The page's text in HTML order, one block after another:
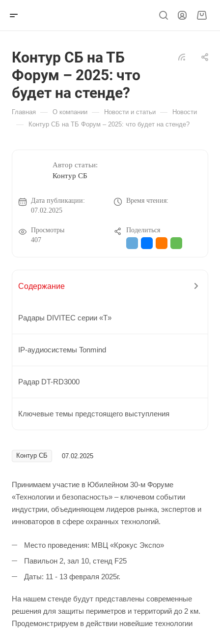
Контур СБ на ТБ
Форум – 2025: что
будет на стенде?
Главная — О компании — Новости и статьи — Новости
— Контур СБ на ТБ Форум – 2025: что будет на стенде?
Автор статьи:
Контур СБ
Дата публикации:
07.02.2025
Время чтения:
Просмотры
407
Поделиться
Содержание
Радары DIVITEC серии «T»
IP-аудиосистемы Tonmind
Радар DT-RD3000
Ключевые темы предстоящего выступления
Контур СБ 07.02.2025
Принимаем участие в Юбилейном 30-м Форуме
«Технологии и безопасность» – ключевом событии
индустрии, объединяющем лидеров рынка, экспертов и
инноваторов в сфере охранных технологий.
Место проведения: МВЦ «Крокус Экспо»
Павильон 2, зал 10, стенд F25
Даты: 11 - 13 февраля 2025г.
На нашем стенде будут представлены современные
решения для защиты периметров и территорий до 2 км.
Продемонстрируем в действии новейшие технологии